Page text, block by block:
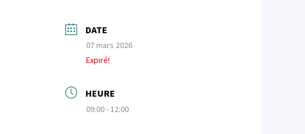
DATE
07 mars 2026
Expiré!
HEURE
09:00 - 12:00